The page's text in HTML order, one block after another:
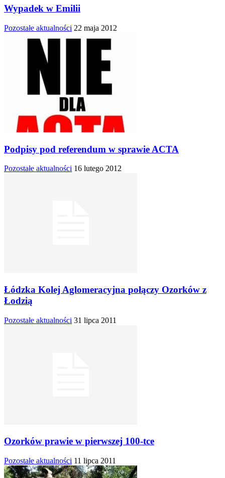
Wypadek w Emilii
Pozostałe aktualności 22 maja 2012
Podpisy pod referendum w sprawie ACTA
Pozostałe aktualności 16 lutego 2012
Łódzka Kolej Aglomeracyjna połączy Ozorków z
Łodzią
Pozostałe aktualności 31 lipca 2011
Ozorków prawie w pierwszej 100-tce
Pozostałe aktualności 11 lipca 2011